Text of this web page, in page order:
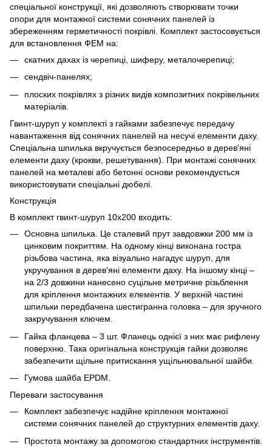
спеціальної конструкції, які дозволяють створювати точки
опори для монтажної системи сонячних панелей із
збереженням герметичності покрівлі. Комплект застосовується
для встановлення ФЕМ на:
скатних дахах із черепиці, шиферу, металочерепиці;
сендвіч-панелях;
плоских покрівлях з різних видів композитних покрівельних
матеріалів.
Гвинт-шуруп у комплекті з гайками забезпечує передачу
навантаження від сонячних панелей на несучі елементи даху.
Спеціальна шпилька вкручується безпосередньо в дерев'яні
елементи даху (крокви, решетування). При монтажі сонячних
панелей на металеві або бетонні основи рекомендується
використовувати спеціальні дюбелі.
Конструкція
В комплект гвинт-шуруп 10х200 входить:
Основна шпилька. Це сталевий прут завдовжки 200 мм із
цинковим покриттям. На одному кінці виконана гостра
різьбова частина, яка візуально нагадує шуруп, для
укручування в дерев'яні елементи даху. На іншому кінці –
на 2/3 довжини нанесено суцільне метричне різьблення
для кріплення монтажних елементів. У верхній частині
шпильки передбачена шестигранна головка – для зручного
закручування ключем.
Гайка фланцева – 3 шт. Фланець однієї з них має рифлену
поверхню. Така оригінальна конструкція гайки дозволяє
забезпечити щільне притискання ущільнювальної шайби.
Гумова шайба EPDM.
Переваги застосування
Комплект забезпечує надійне кріплення монтажної
системи сонячних панелей до структурних елементів даху.
Простота монтажу за допомогою стандартних інструментів.